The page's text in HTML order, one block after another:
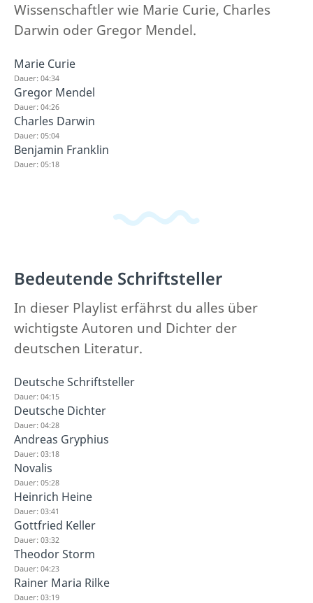
Wissenschaftler wie Marie Curie, Charles
Darwin oder Gregor Mendel.
Marie Curie
Dauer: 04:34
Gregor Mendel
Dauer: 04:26
Charles Darwin
Dauer: 05:04
Benjamin Franklin
Dauer: 05:18
Bedeutende Schriftsteller
In dieser Playlist erfährst du alles über
wichtigste Autoren und Dichter der
deutschen Literatur.
Deutsche Schriftsteller
Dauer: 04:15
Deutsche Dichter
Dauer: 04:28
Andreas Gryphius
Dauer: 03:18
Novalis
Dauer: 05:28
Heinrich Heine
Dauer: 03:41
Gottfried Keller
Dauer: 03:32
Theodor Storm
Dauer: 04:23
Rainer Maria Rilke
Dauer: 03:19